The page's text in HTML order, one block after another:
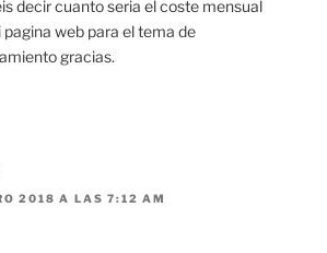
decir cuanto seria el coste mensual
pagina web para el tema de
gracias.
2018 A LAS 7:12 AM